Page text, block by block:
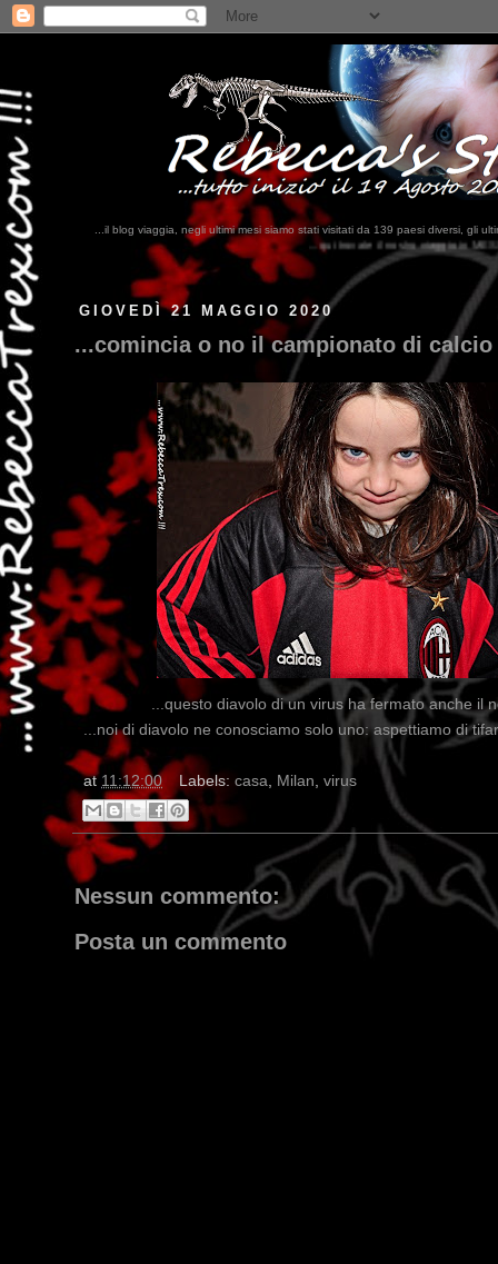
...il blog viaggia, negli ultimi mesi siamo stati visitati da 139 paesi diversi, gli
...qui trovate il nostro viaggio in MESSICO 2023...clikka qui !!!
GIOVEDÌ 21 MAGGIO 2020
...comincia o no il campionato di calcio
...questo diavolo di un virus ha fermato anche il
...noi di diavolo ne conosciamo solo uno: aspettiamo di
at 11:12:00 Labels: casa, Milan, virus
Nessun commento:
Posta un commento